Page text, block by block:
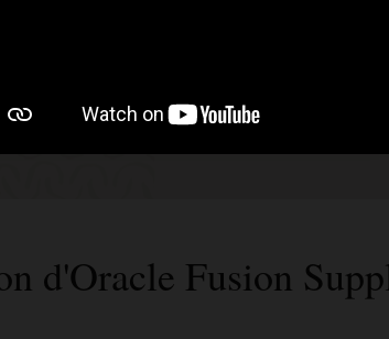
d'Oracle Fusion